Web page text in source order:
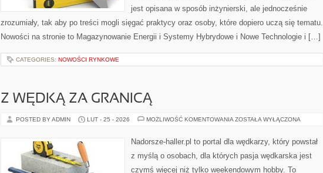
jest opisana w sposób inżynierski, ale jednocześnie
zrozumiały, tak aby po treści mogli sięgać praktycy oraz osoby, które dopiero uczą się tematu.
Nowości na stronie to Magazynowanie Energii i Systemy Hybrydowe i Nowe Technologie i […]
CATEGORIES: NOWOŚCI RYNKOWE
Z WĘDKĄ ZA GRANICĄ
POSTED BY ADMIN LUT - 25 - 2026 MOŻLIWOŚĆ KOMENTOWANIA Z
GRANICĄ
ZOSTAŁA WYŁĄCZONA
Nadorsze-haller.pl to portal dla wędkarzy, który powstał
z myślą o osobach, dla których pasja wędkarska jest
czymś więcej niż tylko weekendowym hobby. To